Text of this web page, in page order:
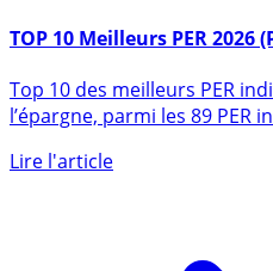
17 novembre 2020
TOP 10 Meilleurs PER 2026
l’épargne, parmi les 89 PER